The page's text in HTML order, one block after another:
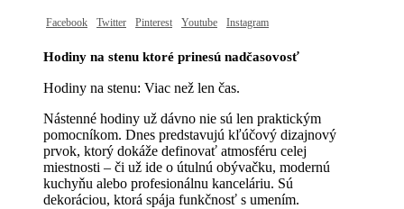
Facebook Twitter Pinterest Youtube Instagram
Hodiny na stenu ktoré prinesú nadčasovosť
Hodiny na stenu: Viac než len čas.
Nástenné hodiny už dávno nie sú len praktickým
pomocníkom. Dnes predstavujú kľúčový dizajnový
prvok, ktorý dokáže definovať atmosféru celej
miestnosti – či už ide o útulnú obývačku, modernú
kuchyňu alebo profesionálnu kanceláriu. Sú
dekoráciou, ktorá spája funkčnosť s umením.